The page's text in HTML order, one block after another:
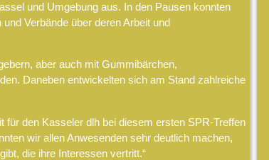
und Umgebung aus. In den Pausen konnten
Verbände über deren Arbeit und
aber auch mit Gummibärchen,
Daneben entwickelten sich am Stand zahlreiche
den Kasseler dlh bei diesem ersten SPR-Treffen
wir allen Anwesenden sehr deutlich machen,
die ihre Interessen vertritt.“